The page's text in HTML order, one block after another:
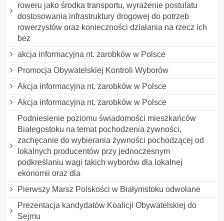
roweru jako środka transportu, wyrażenie postulatu
dostosowania infrastruktury drogowej do potrzeb
rowerzystów oraz konieczności działania na rzecz ich
bez
akcja informacyjna nt. zarobków w Polsce
Promocja Obywatelskiej Kontroli Wyborów
Akcja informacyjna nt. zarobków w Polsce
Akcja informacyjna nt. zarobków w Polsce
Podniesienie poziomu świadomości mieszkańców
Białegostoku na temat pochodzenia żywności,
zachęcanie do wybierania żywności pochodzącej od
lokalnych producentów przy jednoczesnym
podkreślaniu wagi takich wyborów dla lokalnej
ekonomii oraz dla
Pierwszy Marsz Polskości w Białymstoku odwołane
Prezentacja kandydatów Koalicji Obywatelskiej do
Sejmu